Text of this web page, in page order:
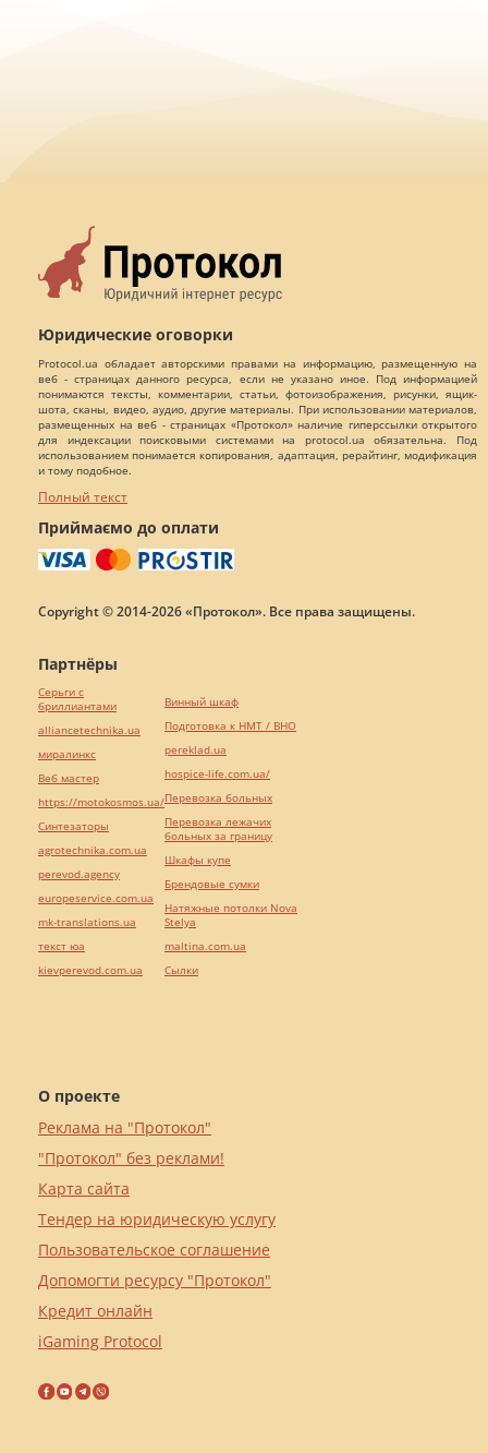
Юридические оговорки
Protocol.ua обладает авторскими правами на информацию, размещенную на
веб - страницах данного ресурса, если не указано иное. Под информацией
понимаются тексты, комментарии, статьи, фотоизображения, рисунки, ящик-
шота, сканы, видео, аудио, другие материалы. При использовании материалов,
размещенных на веб - страницах «Протокол» наличие гиперссылки открытого
для индексации поисковыми системами на protocol.ua обязательна. Под
использованием понимается копирования, адаптация, рерайтинг, модификация
и тому подобное.
Полный текст
Приймаємо до оплати
Copyright © 2014-2026 «Протокол». Все права защищены.
О проекте
Реклама на "Протокол"
"Протокол" без реклами!
Карта сайта
Тендер на юридическую услугу
Пользовательское соглашение
Допомогти ресурсу "Протокол"
Кредит онлайн
iGaming Protocol
Партнёры
Серьги с
бриллиантами
alliancetechnika.ua
миралинкс
Веб мастер
https://motokosmos.ua/
Синтезаторы
agrotechnika.com.ua
perevod.agency
europeservice.com.ua
mk-translations.ua
текст юа
kievperevod.com.ua
Винный шкаф
Подготовка к НМТ / ВНО
pereklad.ua
hospice-life.com.ua/
Перевозка больных
Перевозка лежачих
больных за границу
Шкафы купе
Брендовые сумки
Натяжные потолки Nova
Stelya
maltina.com.ua
Cылки